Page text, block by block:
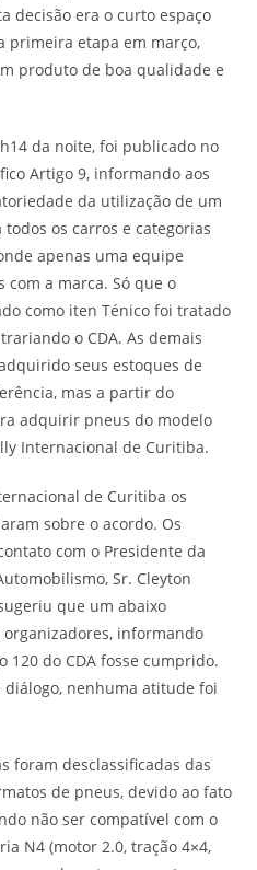
decisão era o curto espaço
primeira etapa em março,
produto de boa qualidade e
da noite, foi publicado no
Artigo 9, informando aos
da utilização de um
os carros e categorias
apenas uma equipe
com a marca. Só que o
como iten Ténico foi tratado
o CDA. As demais
seus estoques de
mas a partir do
adquirir pneus do modelo
Internacional de Curitiba.
de Curitiba os
sobre o acordo. Os
com o Presidente da
Sr. Cleyton
que um abaixo
informando
do CDA fosse cumprido.
nenhuma atitude foi
foram desclassificadas das
de pneus, devido ao fato
não ser compatível com o
N4 (motor 2.0, tração 4×4,